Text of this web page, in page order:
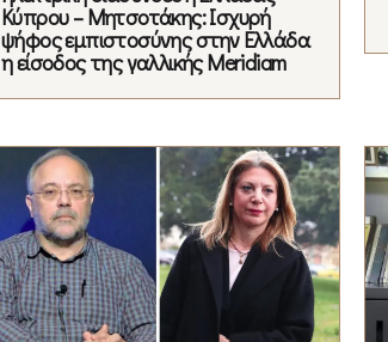
Κύπρου – Μητσοτάκης: Ισχυρή
ψήφος εμπιστοσύνης στην Ελλάδα
η είσοδος της γαλλικής Meridiam